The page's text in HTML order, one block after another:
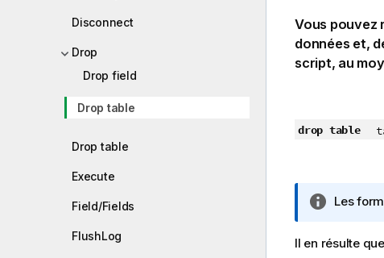
Disconnect
Drop
Drop field
Drop table
Drop table
Execute
Field/Fields
FlushLog
Vous pouvez
données et,
script, au
drop table
N
Les
Il en résulte